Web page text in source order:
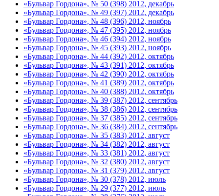
«Бульвар Гордона», № 50 (398) 2012, декабрь
«Бульвар Гордона», № 49 (397) 2012, декабрь
«Бульвар Гордона», № 48 (396) 2012, ноябрь
«Бульвар Гордона», № 47 (395) 2012, ноябрь
«Бульвар Гордона», № 46 (394) 2012, ноябрь
«Бульвар Гордона», № 45 (393) 2012, ноябрь
«Бульвар Гордона», № 44 (392) 2012, октябрь
«Бульвар Гордона», № 43 (391) 2012, октябрь
«Бульвар Гордона», № 42 (390) 2012, октябрь
«Бульвар Гордона», № 41 (389) 2012, октябрь
«Бульвар Гордона», № 40 (388) 2012, октябрь
«Бульвар Гордона», № 39 (387) 2012, сентябрь
«Бульвар Гордона», № 38 (386) 2012, сентябрь
«Бульвар Гордона», № 37 (385) 2012, сентябрь
«Бульвар Гордона», № 36 (384) 2012, сентябрь
«Бульвар Гордона», № 35 (383) 2012, август
«Бульвар Гордона», № 34 (382) 2012, август
«Бульвар Гордона», № 33 (381) 2012, август
«Бульвар Гордона», № 32 (380) 2012, август
«Бульвар Гордона», № 31 (379) 2012, август
«Бульвар Гордона», № 30 (378) 2012, июль
«Бульвар Гордона», № 29 (377) 2012, июль